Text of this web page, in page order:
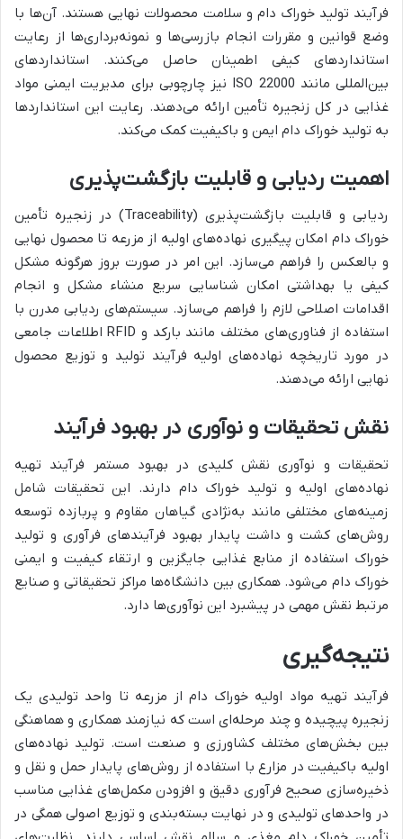
فرآیند تولید خوراک دام و سلامت محصولات نهایی هستند. آن‌ها با
وضع قوانین و مقررات انجام بازرسی‌ها و نمونه‌برداری‌ها از رعایت
استانداردهای کیفی اطمینان حاصل می‌کنند. استانداردهای
بین‌المللی مانند ISO 22000 نیز چارچوبی برای مدیریت ایمنی مواد
غذایی در کل زنجیره تأمین ارائه می‌دهند. رعایت این استانداردها
به تولید خوراک دام ایمن و باکیفیت کمک می‌کند.
اهمیت ردیابی و قابلیت بازگشت‌پذیری
ردیابی و قابلیت بازگشت‌پذیری (Traceability) در زنجیره تأمین
خوراک دام امکان پیگیری نهاده‌های اولیه از مزرعه تا محصول نهایی
و بالعکس را فراهم می‌سازد. این امر در صورت بروز هرگونه مشکل
کیفی یا بهداشتی امکان شناسایی سریع منشاء مشکل و انجام
اقدامات اصلاحی لازم را فراهم می‌سازد. سیستم‌های ردیابی مدرن با
استفاده از فناوری‌های مختلف مانند بارکد و RFID اطلاعات جامعی
در مورد تاریخچه نهاده‌های اولیه فرآیند تولید و توزیع محصول
نهایی ارائه می‌دهند.
نقش تحقیقات و نوآوری در بهبود فرآیند
تحقیقات و نوآوری نقش کلیدی در بهبود مستمر فرآیند تهیه
نهاده‌های اولیه و تولید خوراک دام دارند. این تحقیقات شامل
زمینه‌های مختلفی مانند به‌نژادی گیاهان مقاوم و پربازده توسعه
روش‌های کشت و داشت پایدار بهبود فرآیندهای فرآوری و تولید
خوراک استفاده از منابع غذایی جایگزین و ارتقاء کیفیت و ایمنی
خوراک دام می‌شود. همکاری بین دانشگاه‌ها مراکز تحقیقاتی و صنایع
مرتبط نقش مهمی در پیشبرد این نوآوری‌ها دارد.
نتیجه‌گیری
فرآیند تهیه مواد اولیه خوراک دام از مزرعه تا واحد تولیدی یک
زنجیره پیچیده و چند مرحله‌ای است که نیازمند همکاری و هماهنگی
بین بخش‌های مختلف کشاورزی و صنعت است. تولید نهاده‌های
اولیه باکیفیت در مزارع با استفاده از روش‌های پایدار حمل و نقل و
ذخیره‌سازی صحیح فرآوری دقیق و افزودن مکمل‌های غذایی مناسب
در واحدهای تولیدی و در نهایت بسته‌بندی و توزیع اصولی همگی در